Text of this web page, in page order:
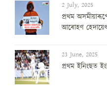
2 July, 2025
প্ৰথম
আৰোহণ
23 June, 2025
প্ৰথম ইনিংছত